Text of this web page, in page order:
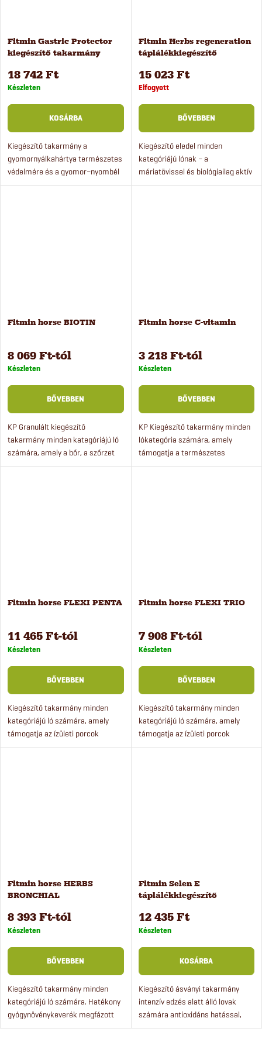
s
e
a
Fitmin Gastric Protector
kiegészítő takarmány
18 742 Ft
Készleten
KOSÁRBA
Kiegészítő takarmány a
gyomornyálkahártya természetes
védelmére és a gyomor–nyombél
fekély okozta problémák
Fitmin Herbs regeneration
táplálékkiegészítő
15 023 Ft
Elfogyott
BŐVEBBEN
Kiegészítő eledel minden
kategóriájú lónak – a
máriatövissel és biológiailag aktív
anyagokkal gazdagított,
Fitmin horse BIOTIN
8 069 Ft-tól
Készleten
BŐVEBBEN
KP Granulált kiegészítő
takarmány minden kategóriájú ló
számára, amely a bőr, a szőrzet
és a pata szaruállományának
Fitmin horse C-vitamin
3 218 Ft-tól
Készleten
BŐVEBBEN
KP Kiegészítő takarmány minden
lókategória számára, amely
támogatja a természetes
immunitást, csökkenti a stressz
Fitmin horse FLEXI PENTA
11 465 Ft-tól
Készleten
BŐVEBBEN
Kiegészítő takarmány minden
kategóriájú ló számára, amely
támogatja az ízületi porcok
természetes regenerációját.
Fitmin horse FLEXI TRIO
7 908 Ft-tól
Készleten
BŐVEBBEN
Kiegészítő takarmány minden
kategóriájú ló számára, amely
támogatja az ízületi porcok
természetes regenerációját.
Fitmin horse HERBS
BRONCHIAL
8 393 Ft-tól
Készleten
BŐVEBBEN
Kiegészítő takarmány minden
kategóriájú ló számára. Hatékony
gyógynövénykeverék megfázott
és légszomjjal küzdő lovak
Fitmin Selen E
táplálékkiegészítő
12 435 Ft
Készleten
KOSÁRBA
Kiegészítő ásványi takarmány
intenzív edzés alatt álló lovak
számára antioxidáns hatással,
amely megelőzi az izmok